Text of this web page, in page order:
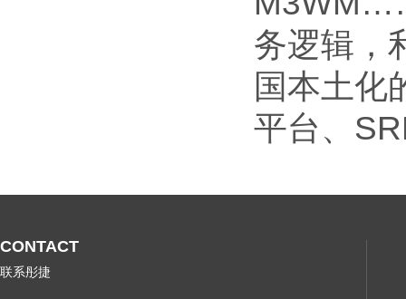
务逻辑，
国本土化
平台、
CONTACT
联系彤捷